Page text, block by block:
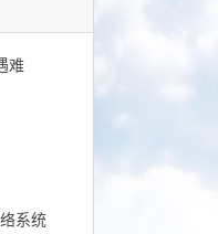
难
系统